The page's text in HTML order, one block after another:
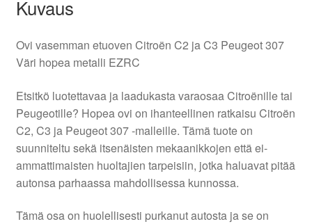
Kuvaus
Ovi vasemman etuoven Citroën C2 ja C3 Peugeot 307
Väri hopea metalli EZRC
Etsitkö luotettavaa ja laadukasta varaosaa Citroënille tai
Peugeotille? Hopea ovi on ihanteellinen ratkaisu Citroën
C2, C3 ja Peugeot 307 -malleille. Tämä tuote on
suunniteltu sekä itsenäisten mekaanikkojen että ei-
ammattimaisten huoltajien tarpeisiin, jotka haluavat pitää
autonsa parhaassa mahdollisessa kunnossa.
Tämä osa on huolellisesti purkanut autosta ja se on